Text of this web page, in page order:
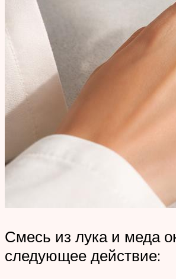
Смесь из лука и меда
следующее действие: